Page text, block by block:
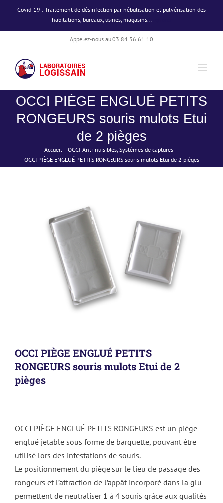
Covid-19 : Traitement de désinfection par nébulisation et pulvérisation des
habitations, bureaux, usines, magasins...
Passer
contenu
Appelez-nous au 03 84 36 61 10
OCCI PIÈGE ENGLUÉ PETITS
RONGEURS souris mulots Etui
de 2 pièges
Accueil OCCI-Anti-nuisibles Systèmes de captures
OCCI PIÈGE ENGLUÉ PETITS RONGEURS souris mulots Etui de 2 pièges
OCCI PIÈGE ENGLUÉ PETITS
RONGEURS souris mulots Etui de 2
pièges
OCCI PIÈGE ENGLUÉ PETITS RONGEURS est un piège
englué jetable sous forme de barquette, pouvant être
utilisé lors des infestations de souris.
Le positionnement du piège sur le lieu de passage des
rongeurs et l’attraction de l’appât incorporé dans la glu
permettent de neutraliser 1 à 4 souris grâce aux qualités